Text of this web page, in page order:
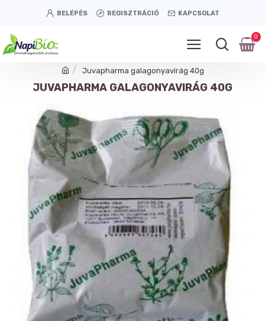
BELÉPÉS REGISZTRÁCIÓ KAPCSOLAT
0
Juvapharma galagonyavirág 40g
JUVAPHARMA GALAGONYAVIRÁG 40G